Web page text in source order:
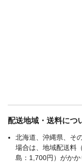
配送地域・送料につ
北海道、沖縄県、そ
場合は、地域配送料
島：1,700円）がか